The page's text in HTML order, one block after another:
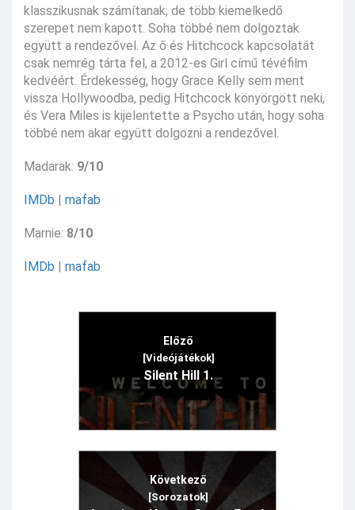
klasszikusnak számítanak, de több kiemelkedő
szerepet nem kapott. Soha többé nem dolgoztak
együtt a rendezővel. Az ő és Hitchcock kapcsolatát
csak nemrég tárta fel, a 2012-es Girl című tévéfilm
kedvéért. Érdekesség, hogy Grace Kelly sem ment
vissza Hollywoodba, pedig Hitchcock könyörgött neki,
és Vera Miles is kijelentette a Psycho után, hogy soha
többé nem akar együtt dolgozni a rendezővel.
Madarak: 9/10
IMDb | mafab
Marnie: 8/10
IMDb | mafab
Előző
[Videójátékok]
Silent Hill 1.
Következő
[Sorozatok]